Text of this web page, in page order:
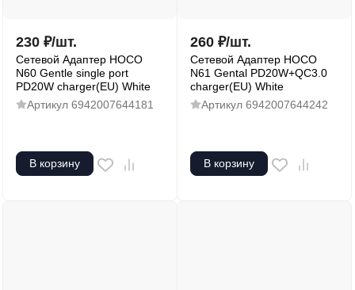
230 ₽/шт.
Сетевой Адаптер HOCO
N60 Gentle single port
PD20W charger(EU) White
Артикул 6942007644181
В корзину
260 ₽/шт.
Сетевой Адаптер HOCO
N61 Gental PD20W+QC3.0
charger(EU) White
Артикул 6942007644242
В корзину